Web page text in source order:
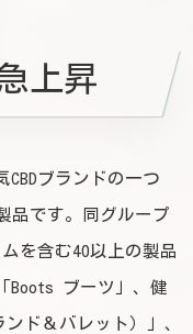
上昇
ブランドの一つ
品です。同グループ
を含む40以上の製品
Boots ブーツ」、健
ド＆バレット）」、